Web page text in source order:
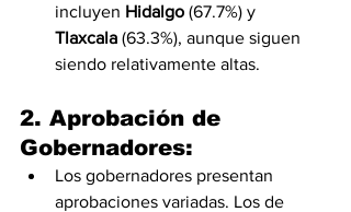
incluyen Hidalgo (67.7%) y
Tlaxcala (63.3%), aunque siguen
siendo relativamente altas.
2. Aprobación de
Gobernadores:
Los gobernadores presentan
aprobaciones variadas. Los de